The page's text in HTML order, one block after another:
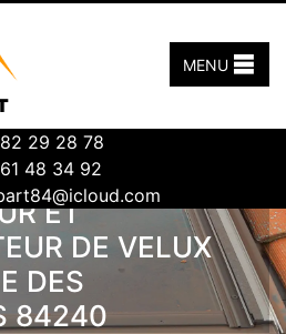
29 28 78
48 34 92
MENU
DE
ET
DE VELUX
DES
84240